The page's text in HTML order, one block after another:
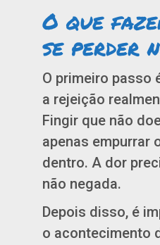
O que
se perder
O primeiro passo
a rejeição
Fingir que não
apenas empurrar
dentro. A dor
não negada.
Depois disso, é
o acontecimento